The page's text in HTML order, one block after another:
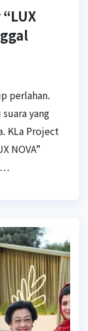
perlahan.
yang
KLa Project
NOVA”